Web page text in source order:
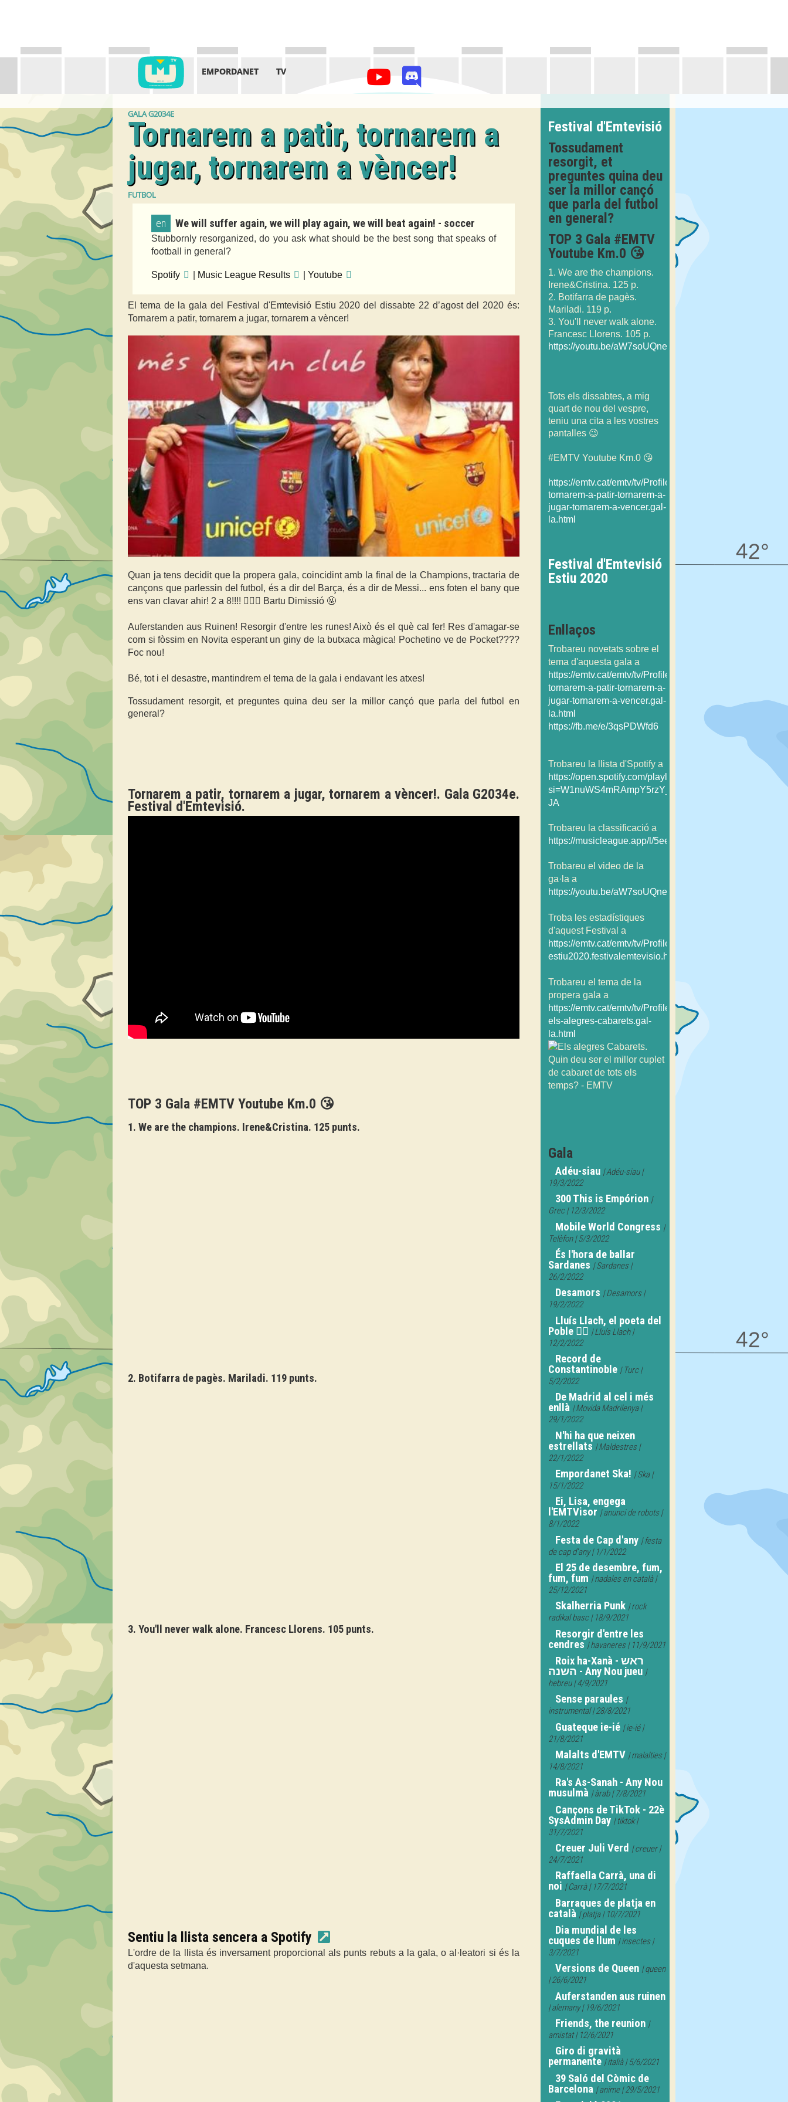
EMPORDANET TV
GALA G2034E
Tornarem a patir, tornarem a
jugar, tornarem a vèncer!
FUTBOL
en We will suffer again, we will play again, we will beat again! - soccer
Stubbornly resorganized, do you ask what should be the best song that speaks of
football in general?
Spotify Music League Results Youtube
El tema de la gala del Festival d'Emtevisió Estiu 2020 del dissabte 22 d’agost del 2020 és:
Tornarem a patir, tornarem a jugar, tornarem a vèncer!
Quan ja tens decidit que la propera gala, coincidint amb la final de la Champions, tractaria de
cançons que parlessin del futbol, és a dir del Barça, és a dir de Messi... ens foten el bany que
ens van clavar ahir! 2 a 8!!!! 🤦🏻‍♂️ Bartu Dimissió 🤬
Auferstanden aus Ruinen! Resorgir d'entre les runes! Això és el què cal fer! Res d'amagar-se
com si fòssim en Novita esperant un giny de la butxaca màgica! Pochetino ve de Pocket????
Foc nou!
Bé, tot i el desastre, mantindrem el tema de la gala i endavant les atxes!
Tossudament resorgit, et preguntes quina deu ser la millor cançó que parla del futbol en
general?
Tornarem a patir, tornarem a jugar, tornarem a vèncer!. Gala G2034e.
Festival d'Emtevisió.
TOP 3 Gala #EMTV Youtube Km.0 😘
1. We are the champions. Irene&Cristina. 125 punts.
2. Botifarra de pagès. Mariladi. 119 punts.
3. You'll never walk alone. Francesc Llorens. 105 punts.
Sentiu la llista sencera a Spotify
L'ordre de la llista és inversament proporcional als punts rebuts a la gala, o al·leatori si és la
d'aquesta setmana.
Festival d'Emtevisió
Tossudament
resorgit, et
preguntes quina deu
ser la millor cançó
que parla del futbol
en general?
TOP 3 Gala #EMTV
Youtube Km.0 😘
1. We are the champions.
Irene&Cristina. 125 p.
2. Botifarra de pagès.
Mariladi. 119 p.
3. You'll never walk alone.
Francesc Llorens. 105 p.
https://youtu.be/aW7soUQneBU
Tots els dissabtes, a mig
quart de nou del vespre,
teniu una cita a les vostres
pantalles 😉
#EMTV Youtube Km.0 😘
https://emtv.cat/emtv/tv/Profile/FestivalEmtevisio/
tornarem-a-patir-tornarem-a-
jugar-tornarem-a-vencer.gal-
la.html
Festival d'Emtevisió
Estiu 2020
Enllaços
Trobareu novetats sobre el
tema d'aquesta gala a
https://emtv.cat/emtv/tv/Profile/FestivalEmtevisio/
tornarem-a-patir-tornarem-a-
jugar-tornarem-a-vencer.gal-
la.html
https://fb.me/e/3qsPDWfd6
Trobareu la llista d'Spotify a
https://open.spotify.com/playlist/
si=W1nuWS4mRAmpY5rzY_y-
JA
Trobareu la classificació a
https://musicleague.app/l/5eee6043c37bd5000ef00ac4/
Trobareu el video de la
ga·la a
https://youtu.be/aW7soUQneBU
Troba les estadístiques
d'aquest Festival a
https://emtv.cat/emtv/tv/Profile/FestivalEmtevisio/fe203-
estiu2020.festivalemtevisio.html
Trobareu el tema de la
propera gala a
https://emtv.cat/emtv/tv/Profile/FestivalEmtevisio/
els-alegres-cabarets.gal-
la.html
Gala
Adéu-siau | Adéu-siau |
19/3/2022
300 This is Empórion |
Grec | 12/3/2022
Mobile World Congress |
Telèfon | 5/3/2022
És l'hora de ballar
Sardanes | Sardanes |
26/2/2022
Desamors | Desamors |
19/2/2022
Lluís Llach, el poeta del
Poble ✊🏿 | Lluís Llach |
12/2/2022
Record de
Constantinoble | Turc |
5/2/2022
De Madrid al cel i més
enllà | Movida Madrilenya |
29/1/2022
N'hi ha que neixen
estrellats | Maldestres |
22/1/2022
Empordanet Ska! | Ska |
15/1/2022
Ei, Lisa, engega
l'EMTVisor | anunci de robots |
8/1/2022
Festa de Cap d'any | festa
de cap d'any | 1/1/2022
El 25 de desembre, fum,
fum, fum | nadales en català |
25/12/2021
Skalherria Punk | rock
radikal basc | 18/9/2021
Resorgir d'entre les
cendres | havaneres | 11/9/2021
Roix ha-Xanà - ראש
השנה - Any Nou jueu |
hebreu | 4/9/2021
Sense paraules |
instrumental | 28/8/2021
Guateque ie-ié | ie-ié |
21/8/2021
Malalts d'EMTV | malalties |
14/8/2021
Ra's As-Sanah - Any Nou
musulmà | àrab | 7/8/2021
Cançons de TikTok - 22è
SysAdmin Day | tiktok |
31/7/2021
Creuer Juli Verd | creuer |
24/7/2021
Raffaella Carrà, una di
noi | Carrà | 17/7/2021
Barraques de platja en
català | platja | 10/7/2021
Dia mundial de les
cuques de llum | insectes |
3/7/2021
Versions de Queen | queen
| 26/6/2021
Auferstanden aus ruinen
| alemany | 19/6/2021
Friends, the reunion |
amistat | 12/6/2021
Giro di gravità
permanente | italià | 5/6/2021
39 Saló del Còmic de
Barcelona | anime | 29/5/2021